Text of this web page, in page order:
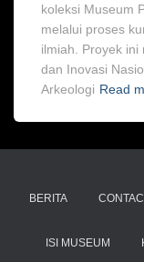
koleksi Museum
melalui proses
ilmiah. Proyek ini
dan Inovasi
Arkeologi Read
BERITA
ISI MUSEUM